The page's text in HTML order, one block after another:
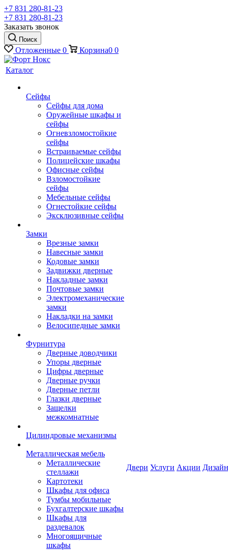
+7 831 280-81-23
+7 831 280-81-23
Заказать звонок
Поиск
Отложенные 0 Корзина0 0
Каталог
Сейфы
Сейфы для дома
Оружейные шкафы и
сейфы
Огневзломостойкие
сейфы
Встраиваемые сейфы
Полицейские шкафы
Офисные сейфы
Взломостойкие
сейфы
Мебельные сейфы
Огнестойкие сейфы
Эксклюзивные сейфы
Замки
Врезные замки
Навесные замки
Кодовые замки
Задвижки дверные
Накладные замки
Почтовые замки
Электромеханические
замки
Накладки на замки
Велосипедные замки
Фурнитура
Дверные доводчики
Упоры дверные
Цифры дверные
Дверные ручки
Дверные петли
Глазки дверные
Защелки
межкомнатные
Цилиндровые механизмы
Металлическая мебель
Металлические
стеллажи
Картотеки
Шкафы для офиса
Тумбы мобильные
Бухгалтерские шкафы
Шкафы для
раздевалок
Многоящичные
шкафы
Двери Услуги Акции